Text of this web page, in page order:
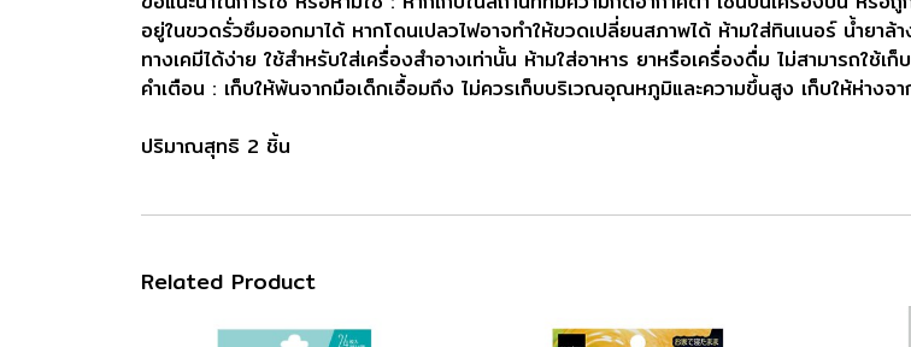
อยู่ในขวดรั่วซึมออกมาได้ หากโดนเปลวไฟอาจทำให้ขวดเปลี่ยนสภาพได้ ห้ามใส่ทินเนอร์ น้ำย
ทางเคมีได้ง่าย ใช้สำหรับใส่เครื่องสำอางเท่านั้น ห้ามใส่อาหาร ยาหรือเครื่องดื่ม ไม่สามารถใช้เ
คำเตือน : เก็บให้พ้นจากมือเด็กเอื้อมถึง ไม่ควรเก็บบริเวณอุณหภูมิและความขึ้นสูง เก็บให้ห่าง
ปริมาณสุทธิ 2 ชิ้น
Related Product